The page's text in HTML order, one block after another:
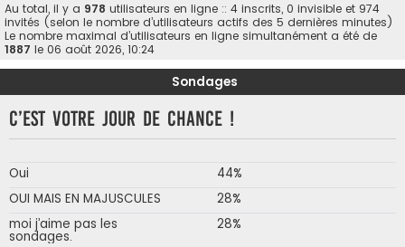
Au total, il y a 978 utilisateurs en ligne :: 4 inscrits, 0 invisible et 974
invités (selon le nombre d’utilisateurs actifs des 5 dernières minutes)
Le nombre maximal d’utilisateurs en ligne simultanément a été de
1887 le 06 août 2026, 10:24
Sondages
C’est votre jour de chance !
Oui
44%
OUI MAIS EN MAJUSCULES
28%
moi j’aime pas les
sondages.
28%